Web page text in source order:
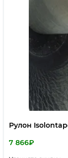
Рулон
7 866₽